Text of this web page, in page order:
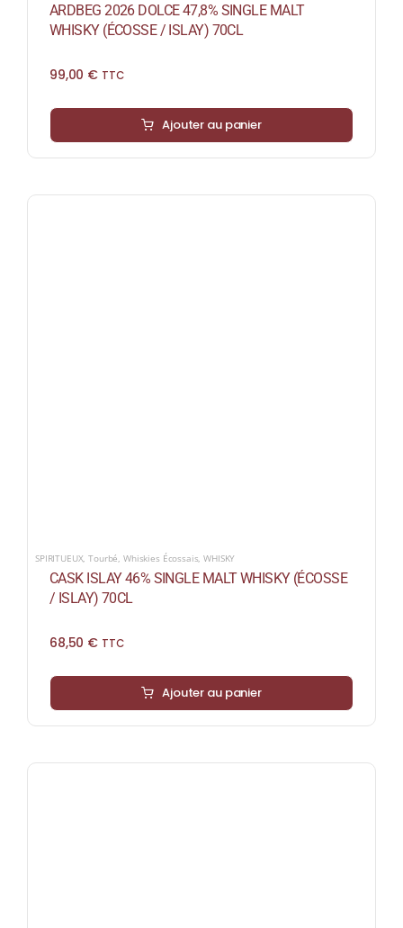
ARDBEG 2026 DOLCE 47,8% SINGLE MALT
WHISKY (ÉCOSSE / ISLAY) 70CL
99,00 € TTC
Ajouter au panier
SPIRITUEUX,Tourbé, Whiskies Écossais,WHISKY
CASK ISLAY 46% SINGLE MALT WHISKY (ÉCOSSE
/ ISLAY) 70CL
68,50 € TTC
Ajouter au panier